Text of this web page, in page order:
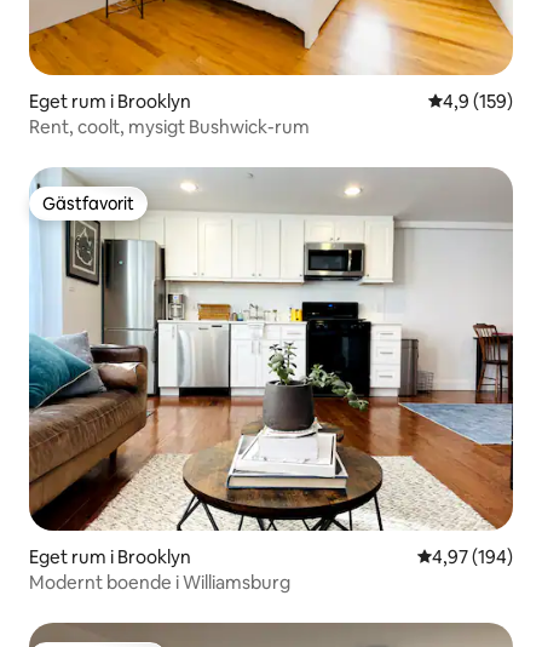
Eget rum i Brooklyn 4,9 av 5 i
4,9 (159)
Rent, coolt, mysigt Bushwick-rum
Gästfavorit
Gästfavorit
Eget rum i Brooklyn 4,97 av 5 i
4,97 (194)
Modernt boende i Williamsburg